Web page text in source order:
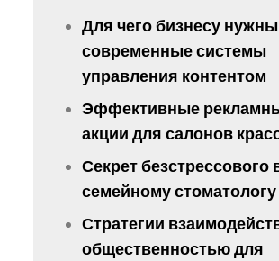
Для чего бизнесу нужны
современные системы
управления контентом
Эффективные
акции для салонов
Секрет безстрессового
семейному стоматологу
Стратегии
общественностью для